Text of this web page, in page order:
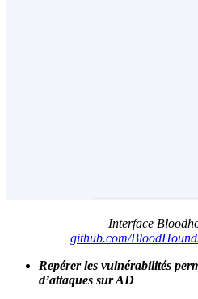
Interface
github.com/
Repérer les vulnérabilités
d’attaques sur AD